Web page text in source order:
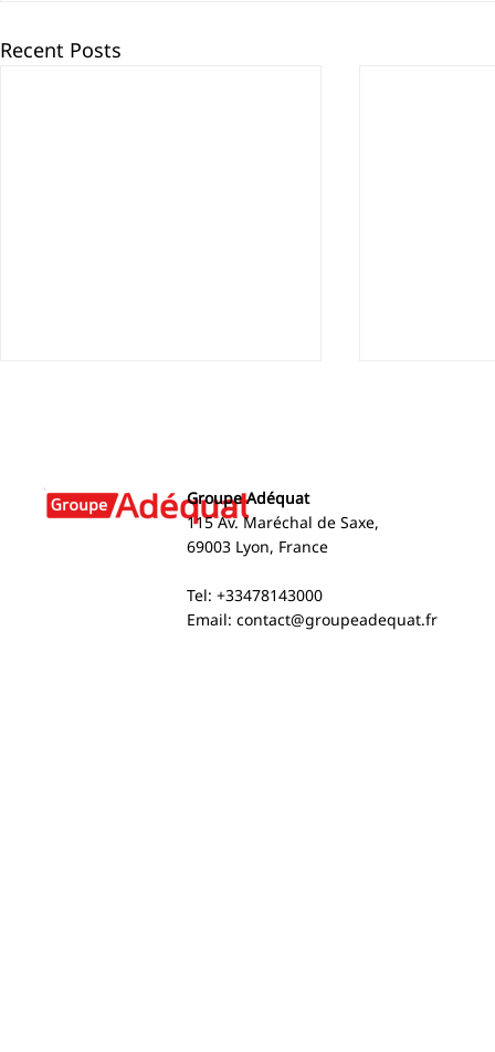
Recent Posts
participating in the “Pro
dans mon Lycée” program
Global
Groupe Adéquat
115 Av. Maréchal de Saxe,
69003 Lyon, France
Tel: +33478143000
Email: contact@groupeadequat.fr